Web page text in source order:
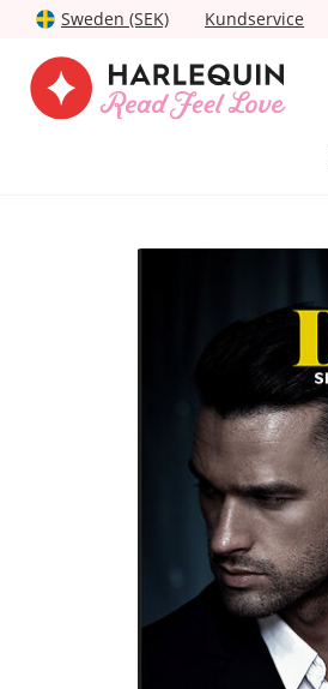
Sweden (SEK) Kundservice